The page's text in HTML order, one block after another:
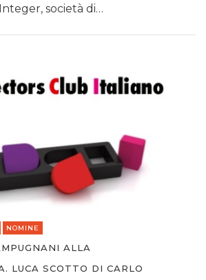
società di…
NOMINE
ALLA
LUCA SCOTTO DI CARLO